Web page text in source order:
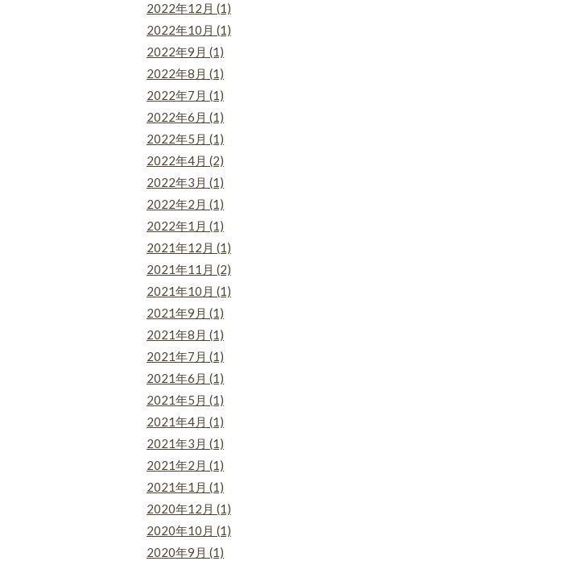
2022年12月 (1)
2022年10月 (1)
2022年9月 (1)
2022年8月 (1)
2022年7月 (1)
2022年6月 (1)
2022年5月 (1)
2022年4月 (2)
2022年3月 (1)
2022年2月 (1)
2022年1月 (1)
2021年12月 (1)
2021年11月 (2)
2021年10月 (1)
2021年9月 (1)
2021年8月 (1)
2021年7月 (1)
2021年6月 (1)
2021年5月 (1)
2021年4月 (1)
2021年3月 (1)
2021年2月 (1)
2021年1月 (1)
2020年12月 (1)
2020年10月 (1)
2020年9月 (1)